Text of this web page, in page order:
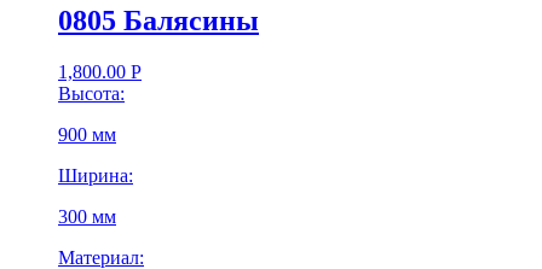
0805 Балясины
1,800.00 Р
Высота:
900 мм
Ширина:
300 мм
Материал: